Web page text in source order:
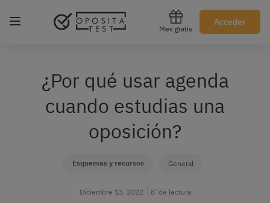
Mes gratis
Acceder
Regístrate gratis
¿Por qué usar agenda
cuando estudias una
oposición?
Esquemas y recursos General
Diciembre 13, 2022 8’ de lectura